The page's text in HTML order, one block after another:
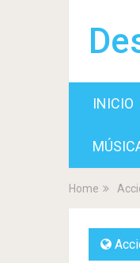
INICIO
Home